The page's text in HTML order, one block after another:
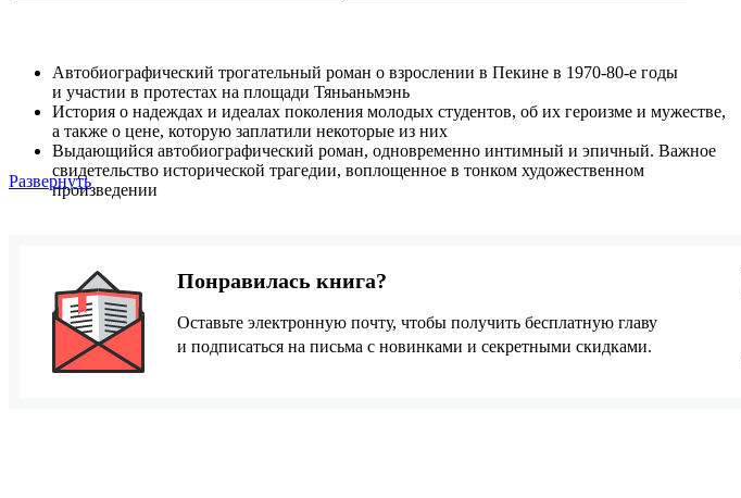
Автобиографический трогательный роман о взрослении в Пекине в 1970-80-е годы
и участии в протестах на площади Тяньаньмэнь
История о надеждах и идеалах поколения молодых студентов, об их героизме и мужестве,
а также о цене, которую заплатили некоторые из них
Выдающийся автобиографический роман, одновременно интимный и эпичный. Важное
свидетельство исторической трагедии, воплощенное в тонком художественном
произведении
Развернуть
Понравилась книга?
Оставьте электронную почту, чтобы получить бесплатную главу
и подписаться на письма с новинками и секретными скидками.